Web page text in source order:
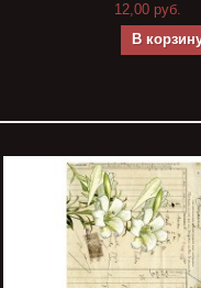
12,00 руб.
В